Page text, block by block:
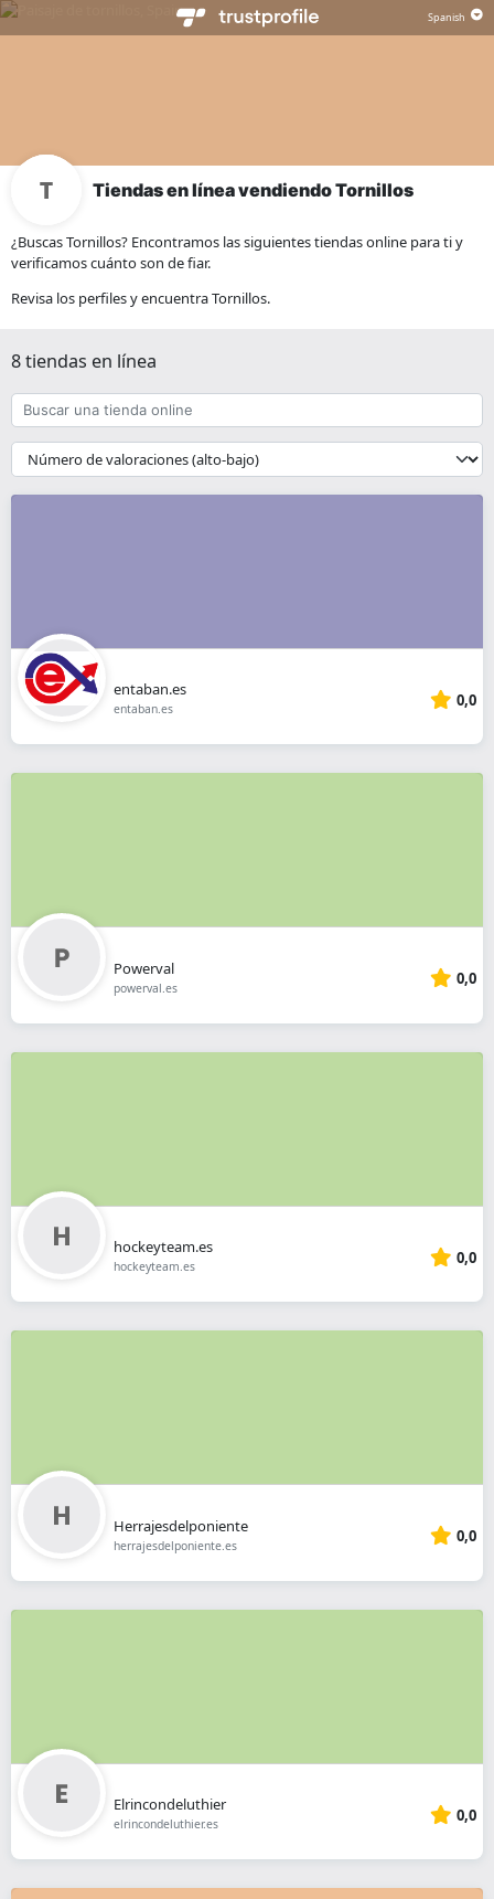
Tiendas en línea vendiendo Tornillos
¿Buscas Tornillos? Encontramos las siguientes tiendas online para ti y
verificamos cuánto son de fiar.
Revisa los perfiles y encuentra Tornillos.
8 tiendas en línea
Buscar
una
tienda
online
{{
__('Sort')
}}
entaban.es
entaban.es 0,0
Powerval
powerval.es 0,0
hockeyteam.es
hockeyteam.es 0,0
Herrajesdelponiente
herrajesdelponiente.es 0,0
Elrincondeluthier
elrincondeluthier.es 0,0